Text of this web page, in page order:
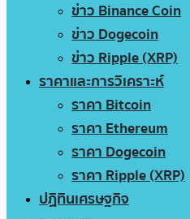
ข่าว Binance Coin
ข่าว Dogecoin
ข่าว Ripple (XRP)
ราคาและการวิเคราะห์
ราคา Bitcoin
ราคา Ethereum
ราคา Dogecoin
ราคา Ripple (XRP)
ปฏิทินเศรษฐกิจ